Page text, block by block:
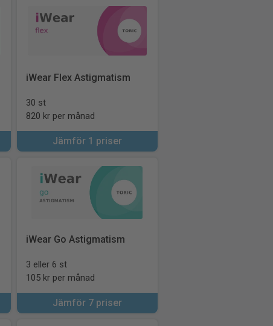
iWear Flex Astigmatism
30 st
820 kr per månad
Jämför 1 priser
iWear Go Astigmatism
3 eller 6 st
105 kr per månad
Jämför 7 priser